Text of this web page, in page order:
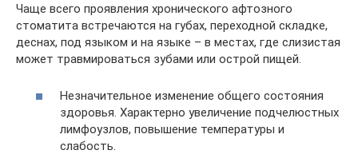
Чаще всего проявления хронического афтозного
стоматита встречаются на губах, переходной складке,
деснах, под языком и на языке – в местах, где слизистая
может травмироваться зубами или острой пищей.
Незначительное изменение общего состояния
здоровья. Характерно увеличение подчелюстных
лимфоузлов, повышение температуры и
слабость.